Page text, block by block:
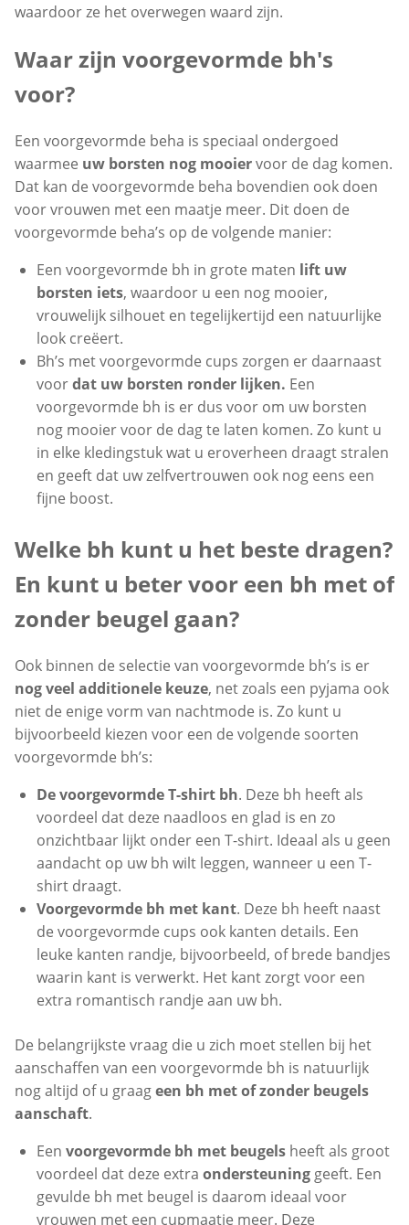
waardoor ze het overwegen waard zijn.
Waar zijn voorgevormde bh's
voor?
Een voorgevormde beha is speciaal ondergoed
waarmee uw borsten nog mooiervoor de dag komen.
Dat kan de voorgevormde beha bovendien ook doen
voor vrouwen met een maatje meer. Dit doen de
voorgevormde beha’s op de volgende manier:
Een voorgevormde bh in grote maten lift uw
borsten iets, waardoor u een nog mooier,
vrouwelijk silhouet en tegelijkertijd een natuurlijke
look creëert.
Bh’s met voorgevormde cups zorgen er daarnaast
voordat uw borsten ronder lijken. Een
voorgevormde bh is er dus voor om uw borsten
nog mooier voor de dag te laten komen. Zo kunt u
in elke kledingstuk wat u eroverheen draagt stralen
en geeft dat uw zelfvertrouwen ook nog eens een
fijne boost.
Welke bh kunt u het beste dragen?
En kunt u beter voor een bh met of
zonder beugel gaan?
Ook binnen de selectie van voorgevormde bh’s is er
nog veel additionele keuze, net zoals een pyjama ook
niet de enige vorm van nachtmode is. Zo kunt u
bijvoorbeeld kiezen voor een de volgende soorten
voorgevormde bh’s:
De voorgevormde T-shirt bh. Deze bh heeft als
voordeel dat deze naadloos en glad is en zo
onzichtbaar lijkt onder een T-shirt. Ideaal als u geen
aandacht op uw bh wilt leggen, wanneer u een T-
shirt draagt.
Voorgevormde bh met kant. Deze bh heeft naast
de voorgevormde cups ook kanten details. Een
leuke kanten randje, bijvoorbeeld, of brede bandjes
waarin kant is verwerkt. Het kant zorgt voor een
extra romantisch randje aan uw bh.
De belangrijkste vraag die u zich moet stellen bij het
aanschaffen van een voorgevormde bh is natuurlijk
nog altijd of u graageen bh met of zonder beugels
aanschaft.
Een voorgevormde bh met beugels heeft als groot
voordeel dat deze extra ondersteuning geeft. Een
gevulde bh met beugel is daarom ideaal voor
vrouwen met een cupmaatje meer. Deze